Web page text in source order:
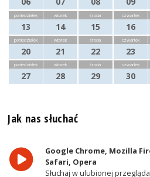
poniedziałek
13
wtorek
14
środa
15
czwartek
16
poniedziałek
20
wtorek
21
środa
22
czwartek
23
poniedziałek
27
wtorek
28
środa
29
czwartek
30
Jak nas słuchać
Google Chrome, Mozilla
Safari, Opera
Słuchaj w ulubionej